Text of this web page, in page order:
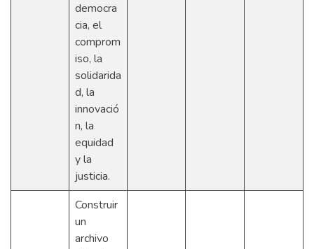
democra
cia, el
comprom
iso, la
solidarida
d, la
innovació
n, la
equidad
y la
justicia.
Construir
un
archivo